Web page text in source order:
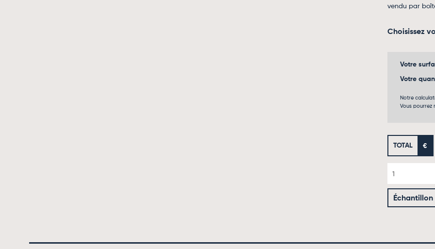
vendu par
Choisissez
Votre
Votre
Notre
Vous pourrez
TOTAL €